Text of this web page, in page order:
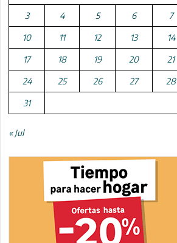
3 4 5 6 7
10 11 12 13 14
17 18 19 20 21
24 25 26 27 28
31
« Jul